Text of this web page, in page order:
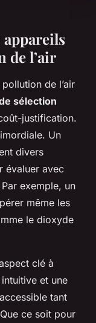
appareils
de l’air
de l’air
sélection
justification.
Un
divers
évaluer avec
exemple, un
même les
le dioxyde
clé à
et une
tant
ce soit pour